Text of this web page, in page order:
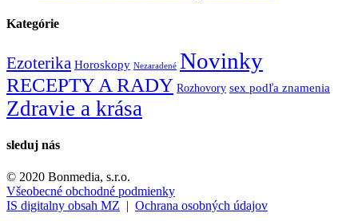
Kategórie
Ezoterika Horoskopy Nezaradené Novinky
RECEPTY A RADY Rozhovory sex podľa znamenia
Zdravie a krása
sleduj nás
© 2020 Bonmedia, s.r.o.
Všeobecné obchodné podmienky
IS digitalny obsah MZ | Ochrana osobných údajov